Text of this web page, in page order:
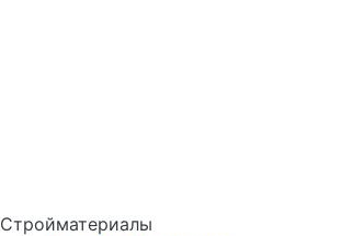
Стройматериалы